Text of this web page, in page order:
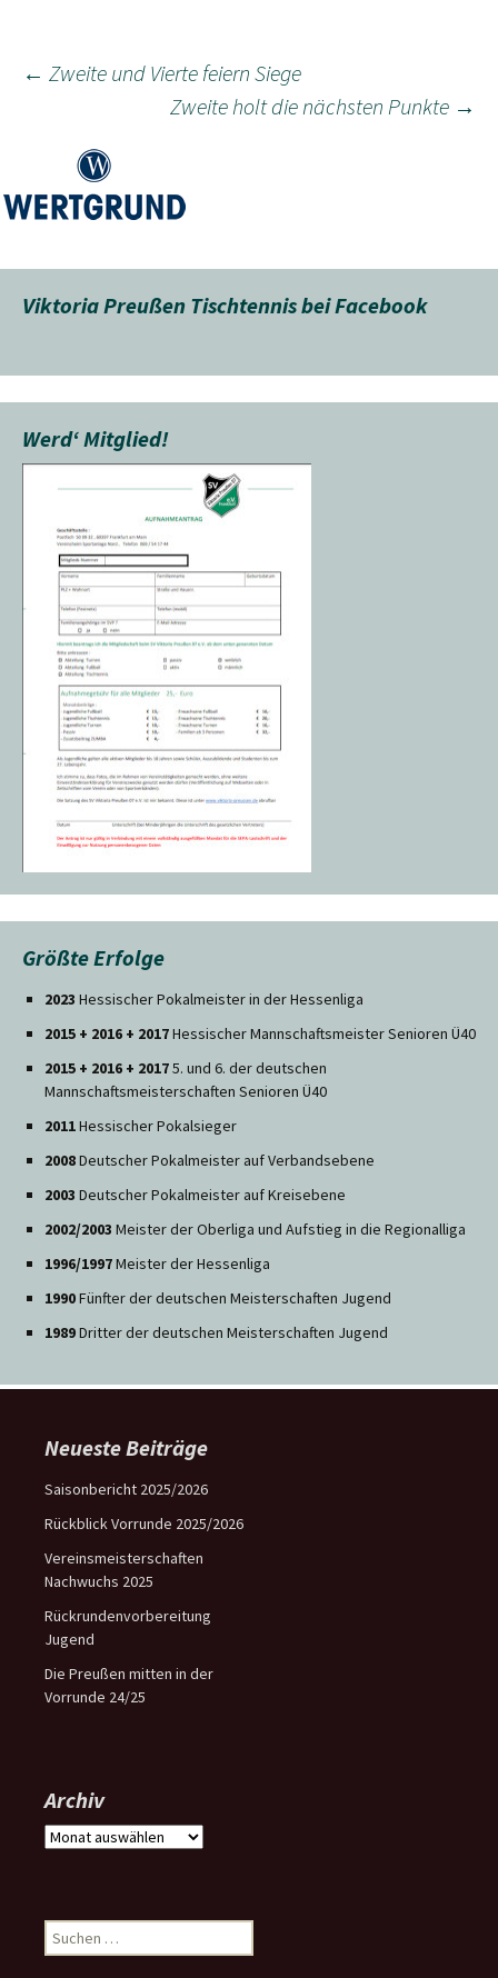
Beitragsnavigation
← Zweite und Vierte feiern Siege
Zweite holt die nächsten Punkte →
Viktoria Preußen Tischtennis bei Facebook
Werd‘ Mitglied!
Größte Erfolge
2023 Hessischer Pokalmeister in der Hessenliga
2015 + 2016 + 2017Hessischer Mannschaftsmeister Senioren Ü40
2015 + 2016 + 20175. und 6. der deutschen
Mannschaftsmeisterschaften Senioren Ü40
2011Hessischer Pokalsieger
2008Deutscher Pokalmeister auf Verbandsebene
2003 Deutscher Pokalmeister auf Kreisebene
2002/2003 Meister der Oberliga und Aufstieg in die Regionalliga
1996/1997Meister der Hessenliga
1990Fünfter der deutschen Meisterschaften Jugend
1989Dritter der deutschen Meisterschaften Jugend
Neueste Beiträge
Saisonbericht 2025/2026
Rückblick Vorrunde 2025/2026
Vereinsmeisterschaften
Nachwuchs 2025
Rückrundenvorbereitung
Jugend
Die Preußen mitten in der
Vorrunde 24/25
Archiv
Archiv
Suchen
nach: